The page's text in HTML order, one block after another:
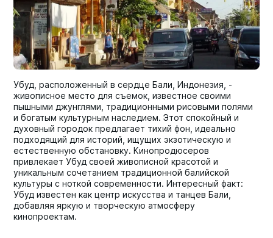
Убуд, расположенный в сердце Бали, Индонезия, -
живописное место для съемок, известное своими
пышными джунглями, традиционными рисовыми полями
и богатым культурным наследием. Этот спокойный и
духовный городок предлагает тихий фон, идеально
подходящий для историй, ищущих экзотическую и
естественную обстановку. Кинопродюсеров
привлекает Убуд своей живописной красотой и
уникальным сочетанием традиционной балийской
культуры с ноткой современности. Интересный факт:
Убуд известен как центр искусства и танцев Бали,
добавляя яркую и творческую атмосферу
кинопроектам.